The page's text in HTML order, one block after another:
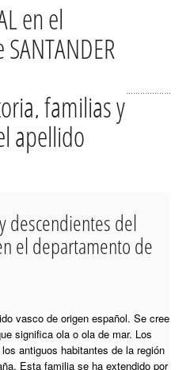
en el
familias y
apellido
descendientes del
el departamento de
vasco de origen español. Se cree
significa ola o ola de mar. Los
antiguos habitantes de la región
Esta familia se ha extendido por